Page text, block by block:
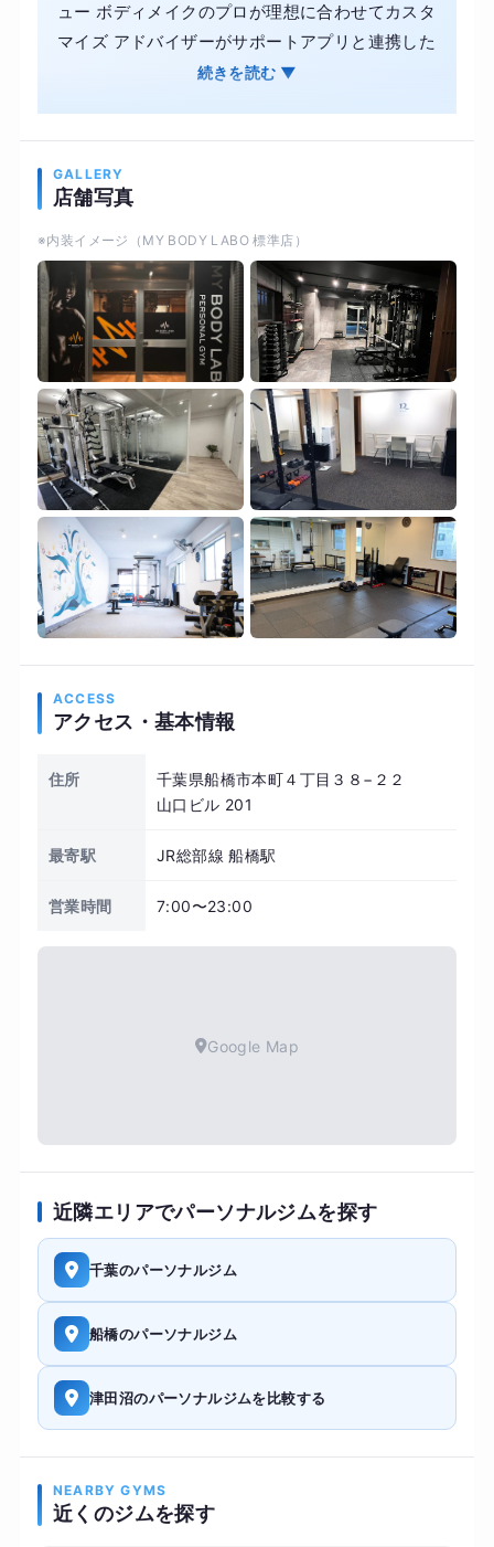
ュー ボディメイクのプロが理想に合わせてカスタ
マイズ アドバイザーがサポートアプリと連携した
食事管理 オンライン・ジムそれぞれ併用OK 結果
続きを読む ▼
GALLERY
店舗写真
※内装イメージ（MY BODY LABO 標準店）
ACCESS
アクセス・基本情報
住所
千葉県船橋市本町４丁目３８−２２
山口ビル 201
最寄駅 JR総部線 船橋駅
営業時間 7:00〜23:00
Google Map
近隣エリアでパーソナルジムを探す
千葉のパーソナルジム
船橋のパーソナルジム
津田沼のパーソナルジムを比較する
NEARBY GYMS
近くのジムを探す